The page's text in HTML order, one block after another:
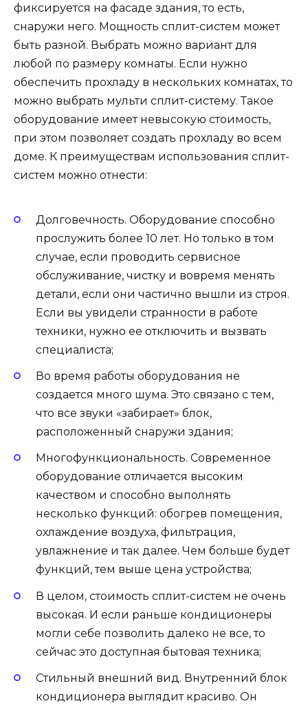
фиксируется на фасаде здания, то есть,
снаружи него. Мощность сплит-систем может
быть разной. Выбрать можно вариант для
любой по размеру комнаты. Если нужно
обеспечить прохладу в нескольких комнатах, то
можно выбрать мульти сплит-систему. Такое
оборудование имеет невысокую стоимость,
при этом позволяет создать прохладу во всем
доме. К преимуществам использования сплит-
систем можно отнести:
Долговечность. Оборудование способно
прослужить более 10 лет. Но только в том
случае, если проводить сервисное
обслуживание, чистку и вовремя менять
детали, если они частично вышли из строя.
Если вы увидели странности в работе
техники, нужно ее отключить и вызвать
специалиста;
Во время работы оборудования не
создается много шума. Это связано с тем,
что все звуки «забирает» блок,
расположенный снаружи здания;
Многофункциональность. Современное
оборудование отличается высоким
качеством и способно выполнять
несколько функций: обогрев помещения,
охлаждение воздуха, фильтрация,
увлажнение и так далее. Чем больше будет
функций, тем выше цена устройства;
В целом, стоимость сплит-систем не очень
высокая. И если раньше кондиционеры
могли себе позволить далеко не все, то
сейчас это доступная бытовая техника;
Стильный внешний вид. Внутренний блок
кондиционера выглядит красиво. Он